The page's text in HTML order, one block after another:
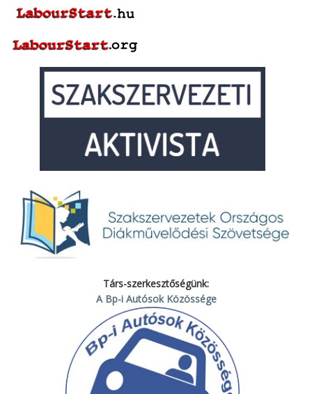
Társ-szerkesztőségünk:
A Bp-i Autósok Közössége